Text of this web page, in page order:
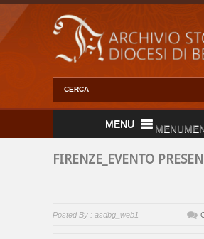
MENU
FIRENZE_EVENTO
Posted By : asdbg_web1